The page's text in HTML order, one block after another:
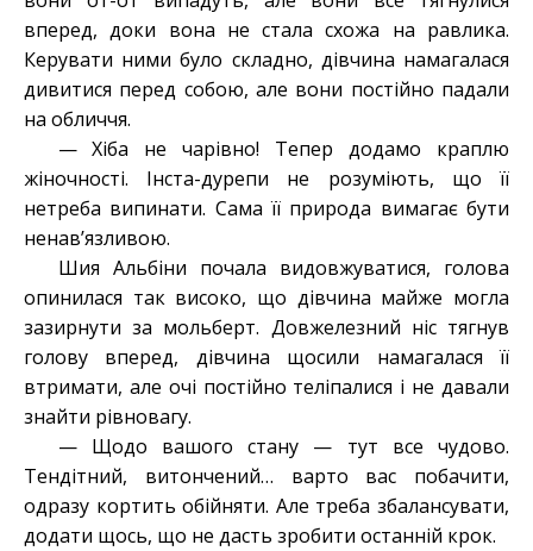
вперед, доки вона не стала схожа на равлика.
Керувати ними було складно, дівчина намагалася
дивитися перед собою, але вони постійно падали
на обличчя.
— Хіба не чарівно! Тепер додамо краплю
жіночності. Інста-дурепи не розуміють, що її
нетреба випинати. Сама її природа вимагає бути
ненав’язливою.
Шия Альбіни почала видовжуватися, голова
опинилася так високо, що дівчина майже могла
зазирнути за мольберт. Довжелезний ніс тягнув
голову вперед, дівчина щосили намагалася її
втримати, але очі постійно теліпалися і не давали
знайти рівновагу.
— Щодо вашого стану — тут все чудово.
Тендітний, витончений… варто вас побачити,
одразу кортить обійняти. Але треба збалансувати,
додати щось, що не дасть зробити останній крок.